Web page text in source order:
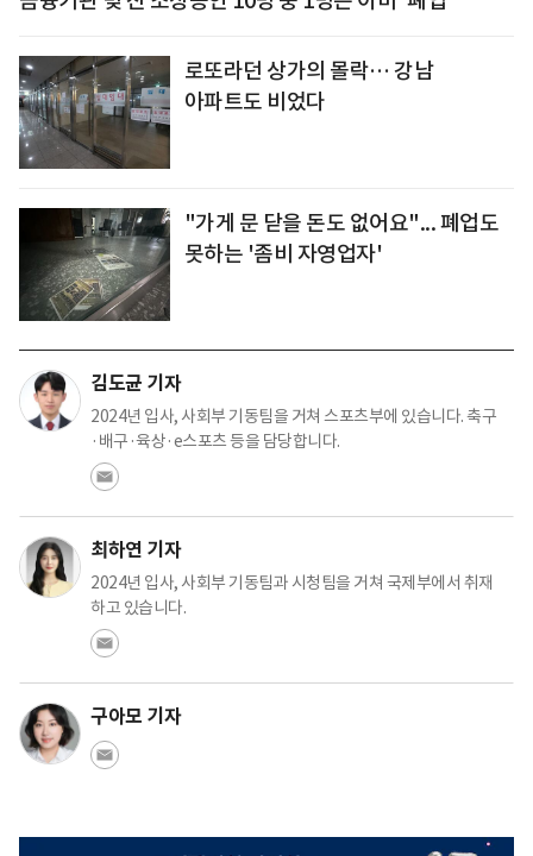
로또라던 상가의 몰락… 강남
아파트도 비었다
"가게 문 닫을 돈도 없어요"... 폐업도
못하는 '좀비 자영업자'
김도균 기자
2024년 입사, 사회부 기동팀을 거쳐 스포츠부에 있습니다. 축구
·배구·육상·e스포츠 등을 담당합니다.
최하연 기자
2024년 입사, 사회부 기동팀과 시청팀을 거쳐 국제부에서 취재
하고 있습니다.
구아모 기자